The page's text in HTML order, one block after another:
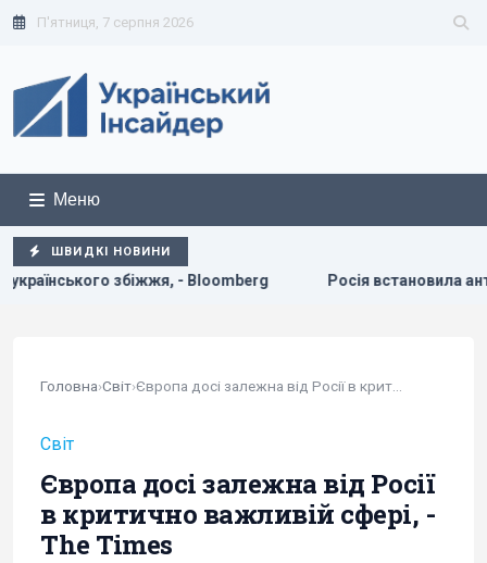
П'ятниця, 7 серпня 2026
Меню
ШВИДКІ НОВИНИ
- Bloomberg Росія встановила антидронові сітки на
Головна›Світ›
Світ
Європа досі залежна від Росії
в критично важливій сфері, -
The Times